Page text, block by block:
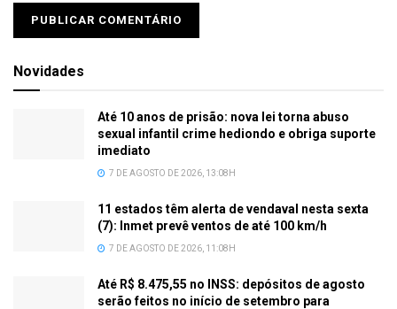
Novidades
Até 10 anos de prisão: nova lei torna abuso
sexual infantil crime hediondo e obriga suporte
imediato
7 DE AGOSTO DE 2026, 13:08H
11 estados têm alerta de vendaval nesta sexta
(7): Inmet prevê ventos de até 100 km/h
7 DE AGOSTO DE 2026, 11:08H
Até R$ 8.475,55 no INSS: depósitos de agosto
serão feitos no início de setembro para